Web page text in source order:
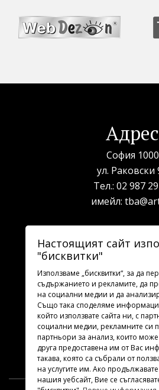
Адрес
София 1000
ул. Раковски
Тел.: 02 987
имейл:
Билетна
телефон:
рабoтно време:
Настоящият сайт
"бисквитки"
Използваме „бисквитки“, за да
съдържанието и рекламите, да
на социални медии и да
Също така споделяме
който използвате сайта ни, с
социални медии, рекламните си
партньори за анализ, които
друга предоставена им от Вас
такава, която са събрали от
на услугите им. Ако
нашия уебсайт, Вие се